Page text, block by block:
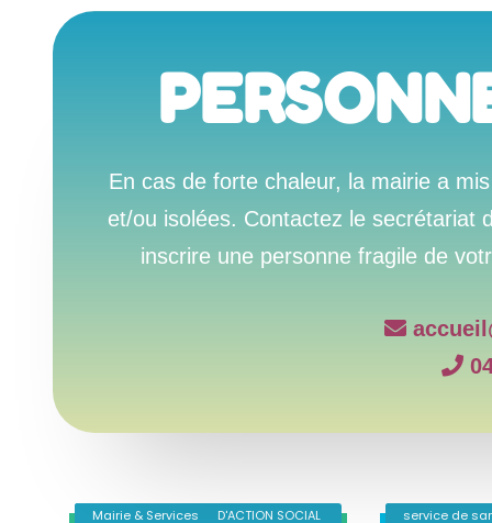
En cas de forte chaleur, la mairie a
et/ou isolées. Contactez le secrétariat
inscrire une personne fragile de
Actualités
CENTRE COMMUNAL D'ACTION SOCIAL
Mairie & Services
CENTRE
service de